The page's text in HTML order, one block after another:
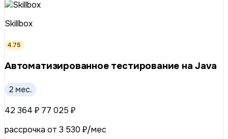
Skillbox
4.75
Автоматизиро­ван­ное тестирование на Java
2 мес.
42 364 ₽ 77 025 ₽
рассрочка от 3 530 ₽/мес